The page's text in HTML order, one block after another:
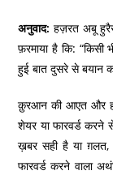
अनुवाद: हज़रत अबू
फ़रमाया है कि:
हुई बात दुसरे से बयान
क़ुरआन की आएत और
शेयर या फारवर्ड करने
ख़बर सही है या ग़लत,
फारवर्ड करने वाला